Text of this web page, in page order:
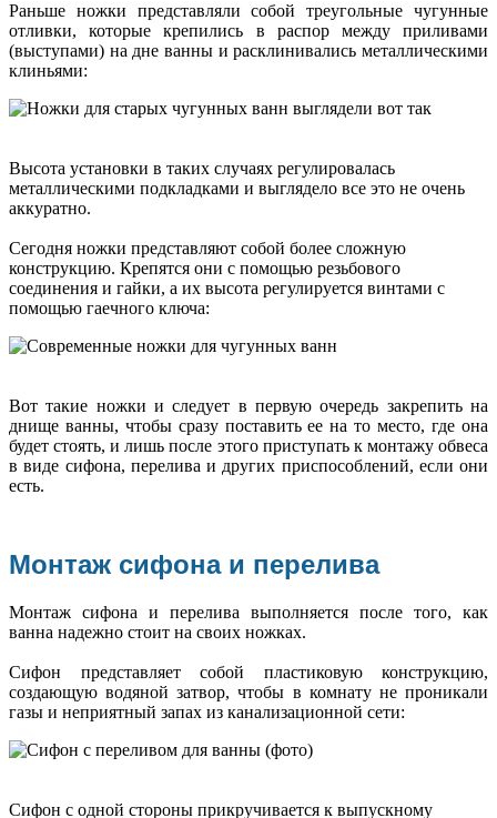
Раньше ножки представляли собой треугольные чугунные
отливки, которые крепились в распор между приливами
(выступами) на дне ванны и расклинивались металлическими
клиньями:
Высота установки в таких случаях регулировалась
металлическими подкладками и выглядело все это не очень
аккуратно.
Сегодня ножки представляют собой более сложную
конструкцию. Крепятся они с помощью резьбового
соединения и гайки, а их высота регулируется винтами с
помощью гаечного ключа:
Вот такие ножки и следует в первую очередь закрепить на
днище ванны, чтобы сразу поставить ее на то место, где она
будет стоять, и лишь после этого приступать к монтажу обвеса
в виде сифона, перелива и других приспособлений, если они
есть.
Монтаж сифона и перелива
Монтаж сифона и перелива выполняется после того, как
ванна надежно стоит на своих ножках.
Сифон представляет собой пластиковую конструкцию,
создающую водяной затвор, чтобы в комнату не проникали
газы и неприятный запах из канализационной сети:
Сифон с одной стороны прикручивается к выпускному